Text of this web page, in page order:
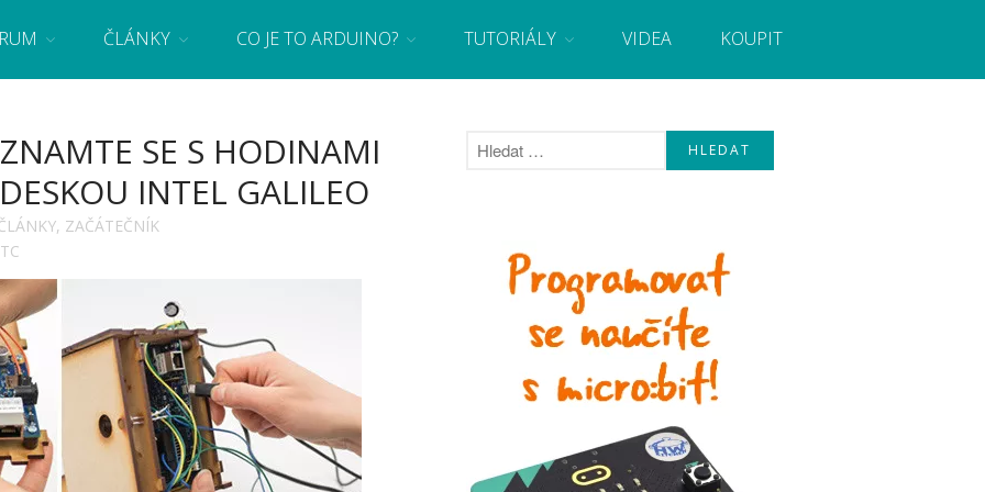
Úvod
Fórum
se základy programování a elektroniky zábavnou formou! Arduino a microbit projekty, návody, novinky i tutoriály pro začátečníky i pro
ČLÁNKY CO JE TO ARDUINO? TUTORIÁLY VIDEA KOUPIT
SE S HODINAMI
INTEL GALILEO
, ZAČÁTEČNÍK